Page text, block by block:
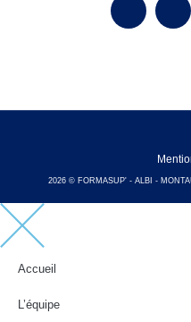
2026 © FORMASUP' - ALBI -
Accueil
L’équipe